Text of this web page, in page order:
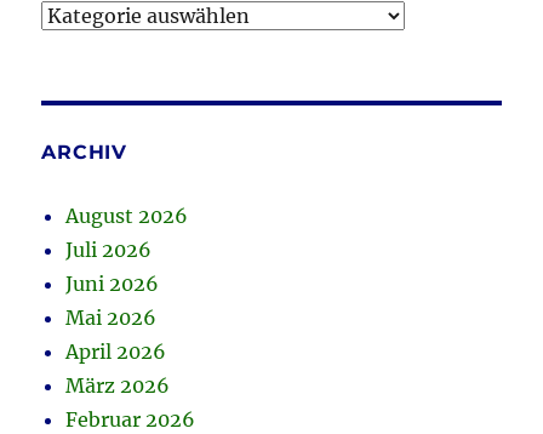
Kategorien
ARCHIV
August 2026
Juli 2026
Juni 2026
Mai 2026
April 2026
März 2026
Februar 2026